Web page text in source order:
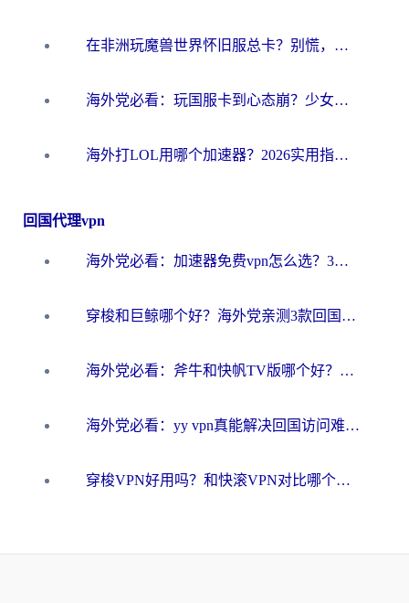
在非洲玩魔兽世界怀旧服总卡？别慌，这份指南帮你丝滑开荒
海外党必看：玩国服卡到心态崩？少女前线云图计划加速器免费推荐+碧蓝航线足球世界流畅攻略
海外打LOL用哪个加速器？2026实用指南：从延迟到设备适配，一篇解决你的国服游戏痛点
回国代理vpn
海外党必看：加速器免费vpn怎么选？3步教你无缝访问国内资源
穿梭和巨鲸哪个好？海外党亲测3款回国加速器，教你避开90%的坑
海外党必看：斧牛和快帆TV版哪个好？3分钟选对回国加速器，无缝刷B站、追热剧
海外党必看：yy vpn真能解决回国访问难题？附云极initap测评+免费方案对比
穿梭VPN好用吗？和快滚VPN对比哪个回国效果更好？海外党选回国加速器必看指南